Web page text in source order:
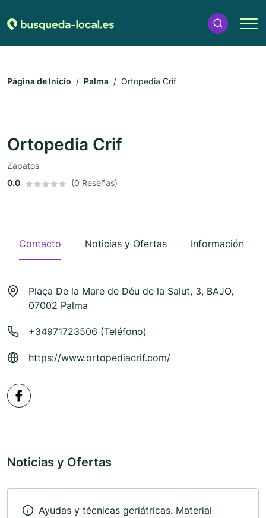
Página de Inicio Palma Ortopedia Crif
Ortopedia Crif
Zapatos
0.0
(0 Reseñas)
Contacto Noticias y Ofertas Información
Plaça De la Mare de Déu de la Salut, 3, BAJO,
07002 Palma
+34971723506 (Teléfono)
https://www.ortopediacrif.com/
Noticias y Ofertas
Ayudas y técnicas geriátricas. Material